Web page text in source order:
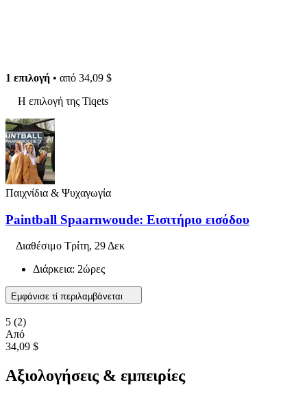
1 επιλογή • από 34,09 $
Η επιλογή της Tiqets
Παιχνίδια & Ψυχαγωγία
Paintball Spaarnwoude: Εισιτήριο εισόδου
Διαθέσιμο Τρίτη, 29 Δεκ
Διάρκεια: 2ώρες
Εμφάνισε τί περιλαμβάνεται
5 (2)
Από
34,09 $
Αξιολογήσεις & εμπειρίες